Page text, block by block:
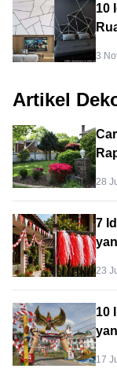
10
3
Artikel
28
7
23
10
17